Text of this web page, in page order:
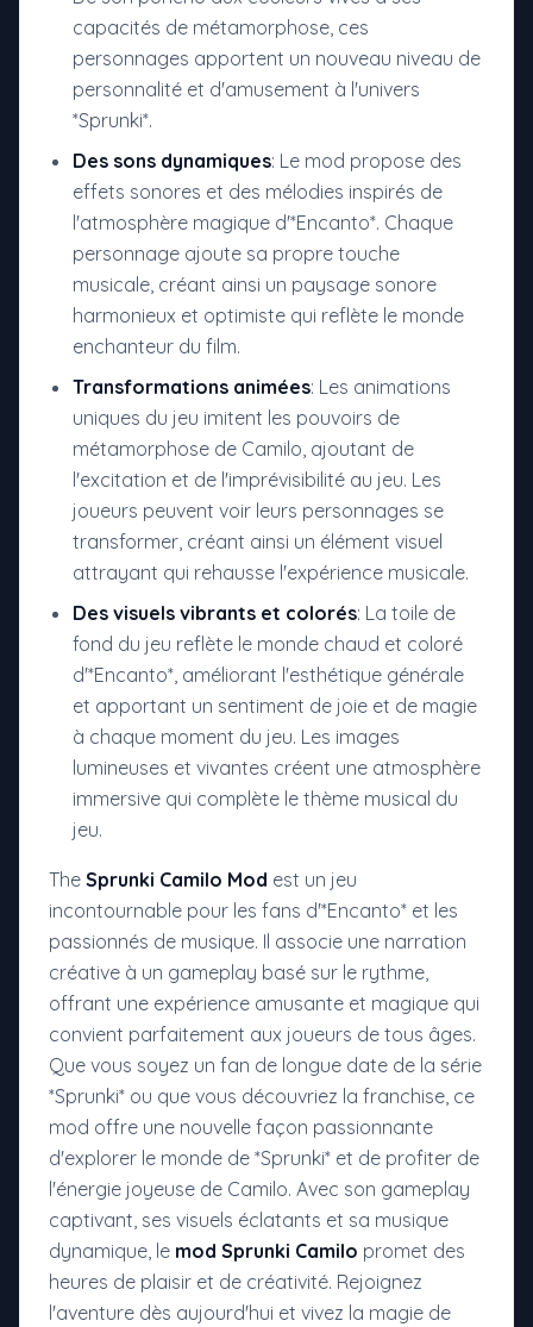
capacités de métamorphose, ces
personnages apportent un nouveau niveau de
personnalité et d'amusement à l'univers
*Sprunki*.
Des sons dynamiques: Le mod propose des
effets sonores et des mélodies inspirés de
l'atmosphère magique d'*Encanto*. Chaque
personnage ajoute sa propre touche
musicale, créant ainsi un paysage sonore
harmonieux et optimiste qui reflète le monde
enchanteur du film.
Transformations animées: Les animations
uniques du jeu imitent les pouvoirs de
métamorphose de Camilo, ajoutant de
l'excitation et de l'imprévisibilité au jeu. Les
joueurs peuvent voir leurs personnages se
transformer, créant ainsi un élément visuel
attrayant qui rehausse l'expérience musicale.
Des visuels vibrants et colorés: La toile de
fond du jeu reflète le monde chaud et coloré
d'*Encanto*, améliorant l'esthétique générale
et apportant un sentiment de joie et de magie
à chaque moment du jeu. Les images
lumineuses et vivantes créent une atmosphère
immersive qui complète le thème musical du
jeu.
The Sprunki Camilo Mod est un jeu
incontournable pour les fans d'*Encanto* et les
passionnés de musique. Il associe une narration
créative à un gameplay basé sur le rythme,
offrant une expérience amusante et magique qui
convient parfaitement aux joueurs de tous âges.
Que vous soyez un fan de longue date de la série
*Sprunki* ou que vous découvriez la franchise, ce
mod offre une nouvelle façon passionnante
d'explorer le monde de *Sprunki* et de profiter de
l'énergie joyeuse de Camilo. Avec son gameplay
captivant, ses visuels éclatants et sa musique
dynamique, le mod Sprunki Camilo promet des
heures de plaisir et de créativité. Rejoignez
l'aventure dès aujourd'hui et vivez la magie de